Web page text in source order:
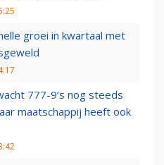
groei in kwartaal met
777-9’s nog steeds
maatschappij heeft ook